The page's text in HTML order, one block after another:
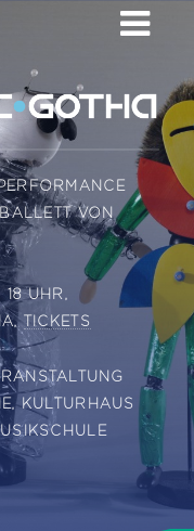
VON
18 UHR,
TICKETS
KULTURHAUS